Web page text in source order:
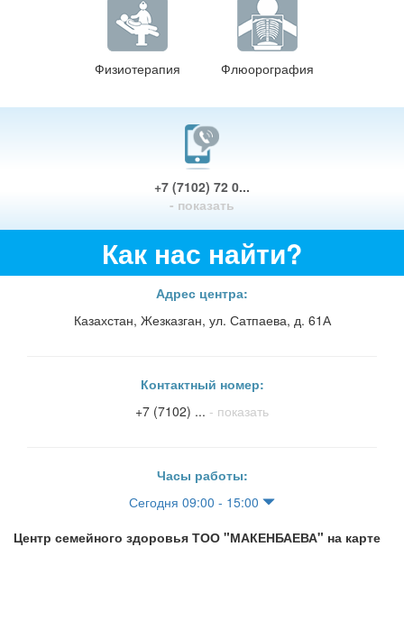
Физиотерапия Флюорография
+7 (7102) 72 0...
- показать
Как нас найти?
Адрес центра:
Казахстан, Жезказган, ул. Сатпаева, д. 61А
Контактный номер:
+7 (7102) ... - показать
Часы работы:
Сегодня 09:00 - 15:00
Центр семейного здоровья ТОО "МАКЕНБАЕВА" на карте